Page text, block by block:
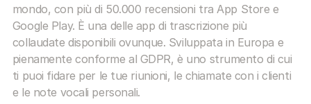
mondo, con più di 50.000 recensioni tra App Store e
Google Play. È una delle app di trascrizione più
collaudate disponibili ovunque. Sviluppata in Europa e
pienamente conforme al GDPR, è uno strumento di cui
ti puoi fidare per le tue riunioni, le chiamate con i clienti
e le note vocali personali.